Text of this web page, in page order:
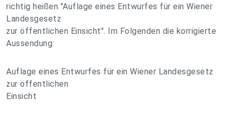
richtig heißen "Auflage eines Entwurfes für ein Wiener
Landesgesetz
zur öffentlichen Einsicht". Im Folgenden die korrigierte
Aussendung:
Auflage eines Entwurfes für ein Wiener Landesgesetz
zur öffentlichen
Einsicht